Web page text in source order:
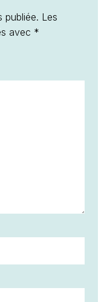
publiée. Les
avec *